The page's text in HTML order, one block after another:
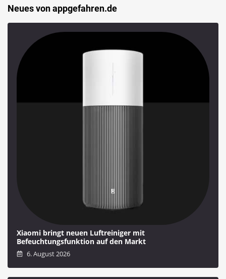
Neues von appgefahren.de
Xiaomi bringt neuen Luftreiniger mit
Befeuchtungsfunktion auf den Markt
6. August 2026